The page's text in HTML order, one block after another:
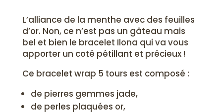
L’alliance de la menthe avec des feuilles
d’or. Non, ce n’est pas un gâteau mais
bel et bien le bracelet Ilona qui va vous
apporter un coté pétillant et précieux !
Ce bracelet wrap 5 tours est composé :
de pierres gemmes jade,
de perles plaquées or,